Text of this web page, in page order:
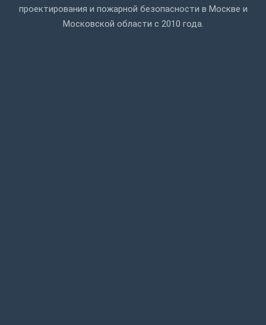
проектирования и пожарной безопасности в Москве и
Московской области с 2010 года.